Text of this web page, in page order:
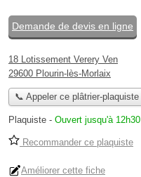
Demande de devis en ligne
18 Lotissement Verery Ven
29600 Plourin-lès-Morlaix
📞 Appeler ce plâtrier-plaquiste
Plaquiste - Ouvert jusqu'à 12h30
Recommander ce plaquiste
Améliorer cette fiche